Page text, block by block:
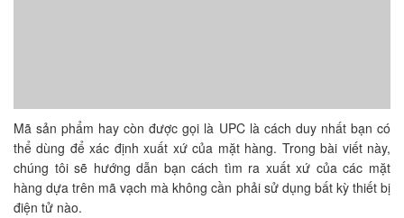
Mã sản phẩm hay còn được gọi là UPC là cách duy nhất bạn có
thể dùng để xác định xuất xứ của mặt hàng. Trong bài viết này,
chúng tôi sẽ hướng dẫn bạn cách tìm ra xuất xứ của các mặt
hàng dựa trên mã vạch mà không cần phải sử dụng bất kỳ thiết bị
điện tử nào.